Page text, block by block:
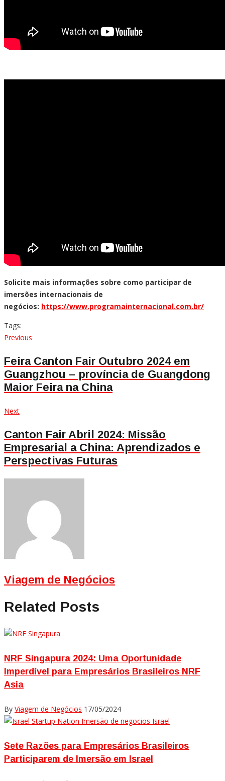
Solicite mais informações sobre como participar de
imersões internacionais de
negócios: https://www.programainternacional.com.br/
Tags:
Navegação
de
Post
Previous
Feira Canton Fair Outubro 2024 em
Guangzhou – província de Guangdong
Maior Feira na China
NextNext
Canton Fair Abril 2024: Missão
Empresarial a China: Aprendizados e
Perspectivas Futuras
Viagem de Negócios
Related Posts
NRF Singapura 2024: Uma Oportunidade
Imperdível para Empresários Brasileiros NRF
Asia
By Viagem de Negócios 17/05/2024
Sete Razões para Empresários Brasileiros
Participarem de Imersão em Israel